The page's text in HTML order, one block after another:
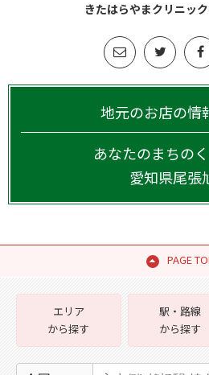
きたはらやまクリニッ
地元のお店の情
あなたのまちの
愛知県尾張
PAGE
エリア
から探す
駅・路線
から探す